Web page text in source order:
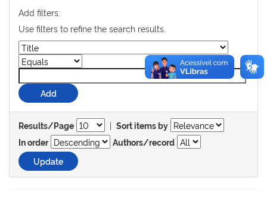
Add filters:
Use filters to refine the search results.
Results/Page | Sort items by
In order
Authors/record